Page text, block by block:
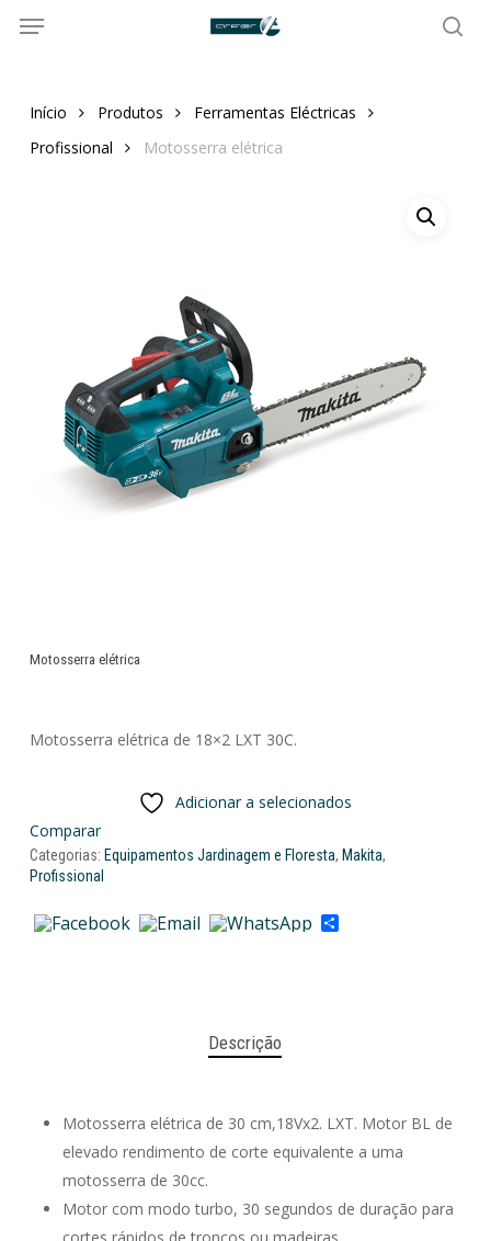
Menu
Início Produtos
Ferramentas Eléctricas
Profissional
Motosserra elétrica
Motosserra elétrica
Motosserra elétrica de 18×2 LXT 30C.
Adicionar a selecionados
Comparar
Categorias: Equipamentos Jardinagem e Floresta, Makita,
Profissional
Share
Descrição
Motosserra elétrica de 30 cm,18Vx2. LXT. Motor BL de
elevado rendimento de corte equivalente a uma
motosserra de 30cc.
Motor com modo turbo, 30 segundos de duração para